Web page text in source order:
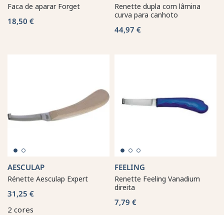
Faca de aparar Forget
18,50 €
Renette dupla com lâmina
curva para canhoto
44,97 €
AESCULAP
Rénette Aesculap Expert
31,25 €
2 cores
FEELING
Renette Feeling Vanadium
direita
7,79 €